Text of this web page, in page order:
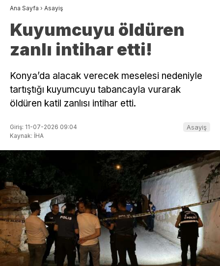
Ana Sayfa › Asayiş
Kuyumcuyu öldüren
zanlı intihar etti!
Konya’da alacak verecek meselesi nedeniyle
tartıştığı kuyumcuyu tabancayla vurarak
öldüren katil zanlısı intihar etti.
Giriş: 11-07-2026 09:04
Kaynak: İHA
Asayiş